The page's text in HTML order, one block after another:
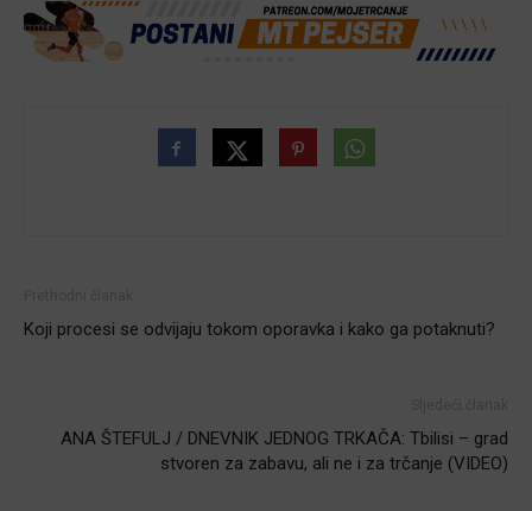
Koji procesi se odvijaju tokom oporavka i kako ga potaknuti?
ANA ŠTEFULJ / DNEVNIK JEDNOG TRKAČA: Tbilisi – grad
stvoren za zabavu, ali ne i za trčanje (VIDEO)